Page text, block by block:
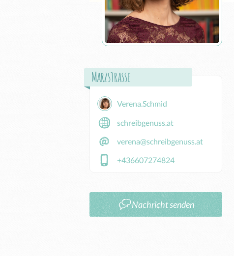
Märzstrasse
Verena.Schmid
schreibgenuss.at
verena@schreibgenuss.at
+436607274824
Nachricht senden